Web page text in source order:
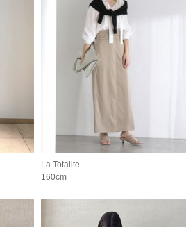
La Totalite
160cm